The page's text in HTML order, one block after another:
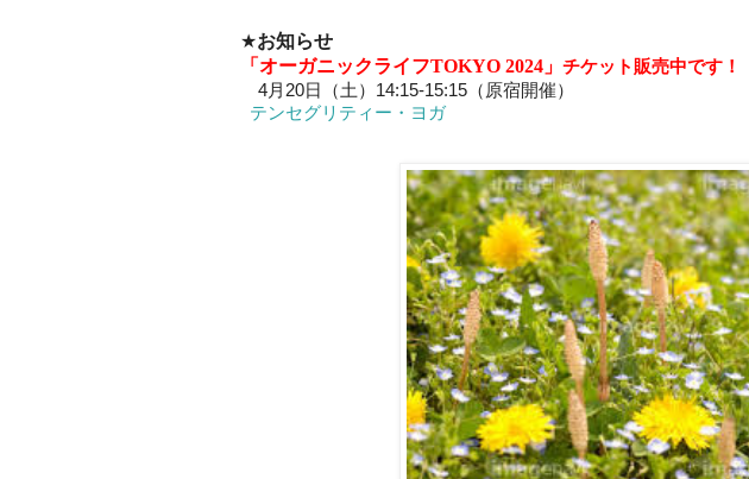
★お知らせ
「オーガニックライフTOKYO 2024」 チケット販売中です！
4月20日（土）14:15-15:15（原宿開催）
テンセグリティー・ヨガ